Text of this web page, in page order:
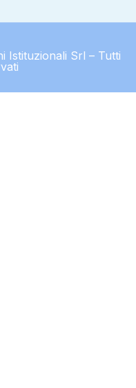
Istituzionali Srl – Tutti